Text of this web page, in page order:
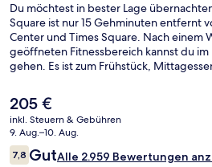
Du möchtest in bester Lage
Square ist nur 15 Gehminuten entfernt
Center und Times Square. Nach einem
geöffneten Fitnessbereich kannst du im
gehen. Es ist zum Frühstück,
eine Loungebar, eine Snackbar sowie
Reisende schätzen die fußläufige
Verkehrsmitteln: Zur U-Bahn-Station
Terminal sind es 7 und zur U-Bahn-
Yards sind es 8 Gehminuten.
Der
aktuelle
Preis
beträgt
205 €.
205 €
inkl. Steuern & Gebühren
9. Aug.–10. Aug.
Bewertungen
7,87,8 von 10.
GutAlle 2.959 Bewertungen